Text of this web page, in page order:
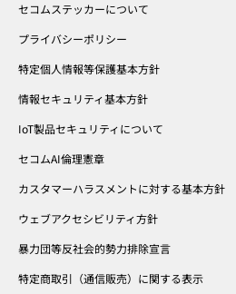
セコムステッカーについて
プライバシーポリシー
特定個人情報等保護基本方針
情報セキュリティ基本方針
IoT製品セキュリティについて
セコムAI倫理憲章
カスタマーハラスメントに対する基本方針
ウェブアクセシビリティ方針
暴力団等反社会的勢力排除宣言
特定商取引（通信販売）に関する表示